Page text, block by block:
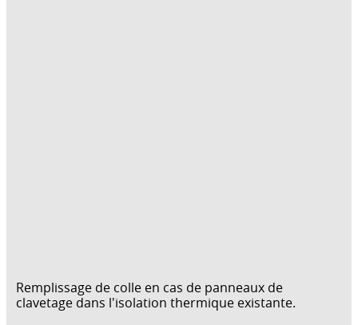
Remplissage de colle en cas de panneaux de
clavetage dans l'isolation thermique existante.